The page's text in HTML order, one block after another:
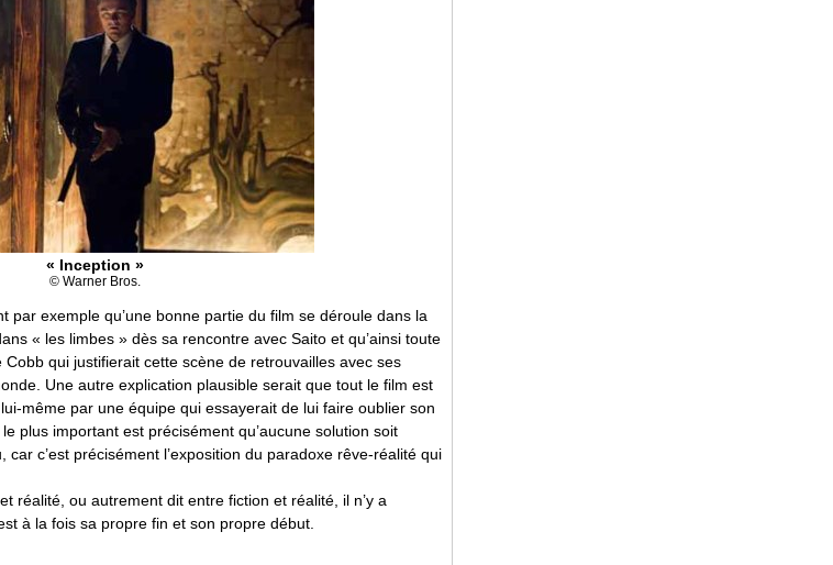
« Inception »
© Warner Bros.
par exemple qu’une bonne partie du film se déroule dans la
« les limbes » dès sa rencontre avec Saito et qu’ainsi toute
Cobb qui justifierait cette scène de retrouvailles avec ses
Une autre explication plausible serait que tout le film est
même par une équipe qui essayerait de lui faire oublier son
plus important est précisément qu’aucune solution soit
c’est précisément l’exposition du paradoxe rêve-réalité qui
réalité, ou autrement dit entre fiction et réalité, il n’y a
à la fois sa propre fin et son propre début.